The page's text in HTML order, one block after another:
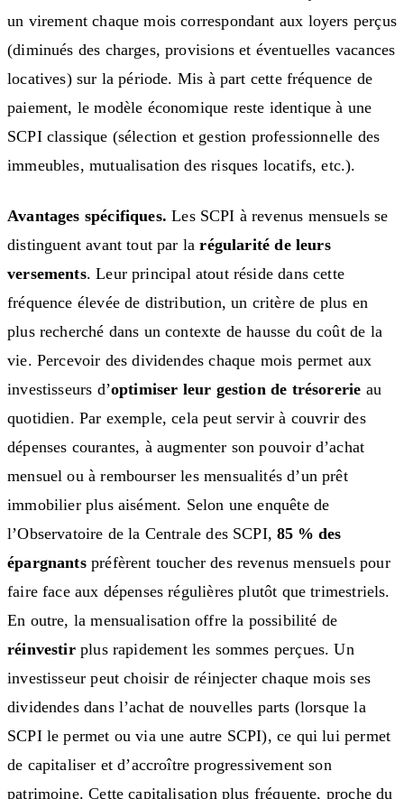
un virement chaque mois correspondant aux loyers perçus
(diminués des charges, provisions et éventuelles vacances
locatives) sur la période. Mis à part cette fréquence de
paiement, le modèle économique reste identique à une
SCPI classique (sélection et gestion professionnelle des
immeubles, mutualisation des risques locatifs, etc.).
Avantages spécifiques. Les SCPI à revenus mensuels se
distinguent avant tout par larégularité de leurs
versements. Leur principal atout réside dans cette
fréquence élevée de distribution, un critère de plus en
plus recherché dans un contexte de hausse du coût de la
vie. Percevoir des dividendes chaque mois permet aux
investisseurs d’optimiser leur gestion de trésorerie au
quotidien. Par exemple, cela peut servir à couvrir des
dépenses courantes, à augmenter son pouvoir d’achat
mensuel ou à rembourser les mensualités d’un prêt
immobilier plus aisément. Selon une enquête de
l’Observatoire de la Centrale des SCPI,85 % des
épargnantspréfèrent toucher des revenus mensuels pour
faire face aux dépenses régulières plutôt que trimestriels.
En outre, la mensualisation offre la possibilité de
réinvestirplus rapidement les sommes perçues. Un
investisseur peut choisir de réinjecter chaque mois ses
dividendes dans l’achat de nouvelles parts (lorsque la
SCPI le permet ou via une autre SCPI), ce qui lui permet
de capitaliser et d’accroître progressivement son
patrimoine. Cette capitalisation plus fréquente, proche du